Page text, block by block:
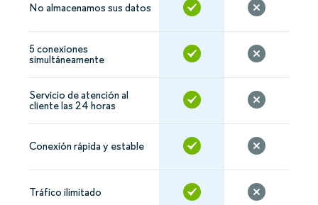
No almacenamos sus datos
5 conexiones
simultáneamente
Servicio de atención al
cliente las 24 horas
Conexión rápida y estable
Tráfico ilimitado